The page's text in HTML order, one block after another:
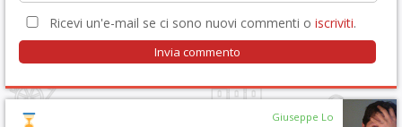
Ricevi un'e-mail se ci sono nuovi commenti o iscriviti.
Giuseppe Lo